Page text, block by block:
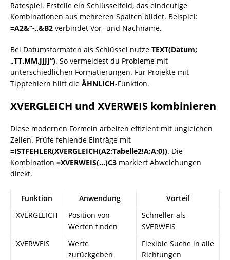
Ratespiel. Erstelle ein Schlüsselfeld, das eindeutige
Kombinationen aus mehreren Spalten bildet. Beispiel:
=A2&“-„&B2 verbindet Vor- und Nachname.
Bei Datumsformaten als Schlüssel nutze TEXT(Datum;
„TT.MM.JJJJ“). So vermeidest du Probleme mit
unterschiedlichen Formatierungen. Für Projekte mit
Tippfehlern hilft die ÄHNLICH-Funktion.
XVERGLEICH und XVERWEIS kombinieren
Diese modernen Formeln arbeiten effizient mit ungleichen
Zeilen. Prüfe fehlende Einträge mit
=ISTFEHLER(XVERGLEICH(A2;Tabelle2!A:A;0)). Die
Kombination =XVERWEIS(…)C3 markiert Abweichungen
direkt.
Funktion Anwendung
Vorteil
XVERGLEICH
Position von
Werten finden
Schneller als
SVERWEIS
XVERWEIS
Werte
zurückgeben
Flexible Suche in alle
Richtungen